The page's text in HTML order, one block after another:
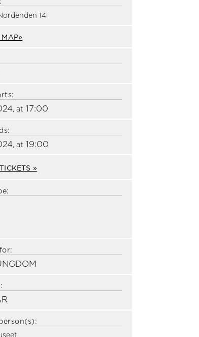
14
, at 17:00
, at 19:00
»